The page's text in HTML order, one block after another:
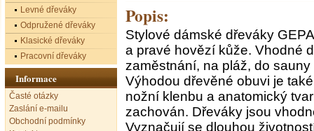
Popis:
Stylové dámské dřeváky
a pravé hovězí kůže. Vhodné
zaměstnání, na pláž, do
Výhodou dřevěné obuvi je
nožní klenbu a anatomický
zachován. Dřeváky jsou
Vyznačují se dlouhou
Levné dřeváky
Odpružené dřeváky
Klasické dřeváky
Pracovní dřeváky
Informace
Časté otázky
Zaslání e-mailu
Obchodní podmínky